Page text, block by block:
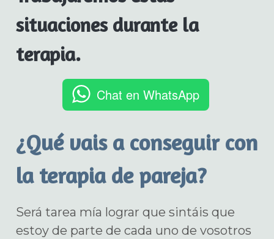
situaciones durante la
terapia.
Chat en WhatsApp
¿Qué vais a conseguir con
la terapia de pareja?
Será tarea mía lograr que sintáis que
estoy de parte de cada uno de vosotros